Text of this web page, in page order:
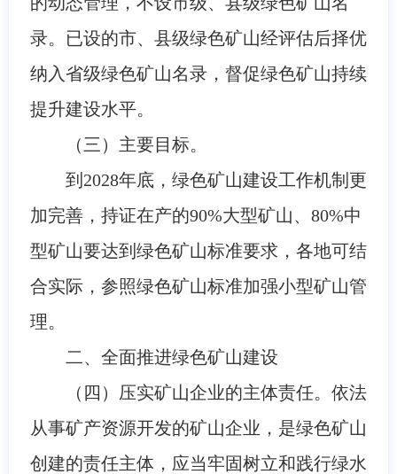
录。已设的市、县级绿色矿山经评估后择优
纳入省级绿色矿山名录，督促绿色矿山持续
提升建设水平。
（三）主要目标。
到2028年底，绿色矿山建设工作机制更
加完善，持证在产的90%大型矿山、80%中
型矿山要达到绿色矿山标准要求，各地可结
合实际，参照绿色矿山标准加强小型矿山管
理。
二、全面推进绿色矿山建设
（四）压实矿山企业的主体责任。依法
从事矿产资源开发的矿山企业，是绿色矿山
创建的责任主体，应当牢固树立和践行绿水